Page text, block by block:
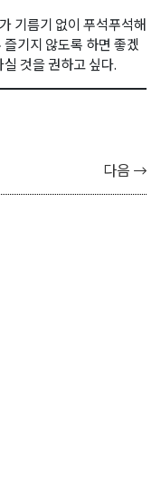
기름기 없이 푸석푸석해
기지 않도록 하면 좋겠
것을 권하고 싶다.
다음